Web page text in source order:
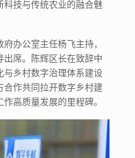
科技与传统农业的融合魅
办公室主任杨飞主持，
席。陈辉区长在致辞中
与乡村数字治理体系建设
合作共同拉开数字乡村建
高质量发展的里程碑。